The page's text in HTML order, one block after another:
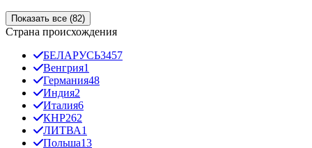
Показать все (82)
Страна происхождения
БЕЛАРУСЬ3457
Венгрия1
Германия48
Индия2
Италия6
КНР262
ЛИТВА1
Польша13